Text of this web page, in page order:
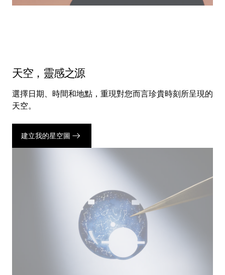
天空，靈感之源
選擇日期、時間和地點，重現對您而言珍貴時刻所呈現的
天空。
建立我的星空圖